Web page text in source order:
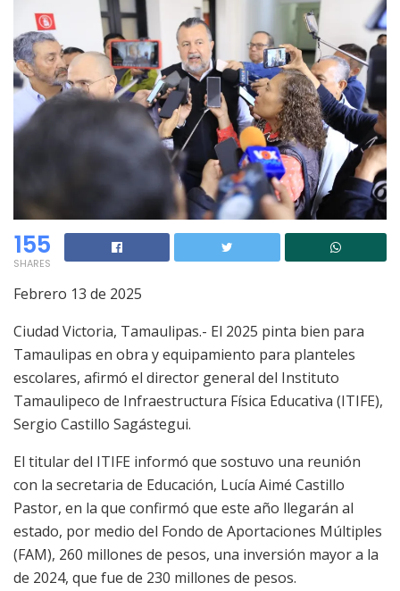
155
SHARES
Febrero 13 de 2025
Ciudad Victoria, Tamaulipas.- El 2025 pinta bien para
Tamaulipas en obra y equipamiento para planteles
escolares, afirmó el director general del Instituto
Tamaulipeco de Infraestructura Física Educativa (ITIFE),
Sergio Castillo Sagástegui.
El titular del ITIFE informó que sostuvo una reunión
con la secretaria de Educación, Lucía Aimé Castillo
Pastor, en la que confirmó que este año llegarán al
estado, por medio del Fondo de Aportaciones Múltiples
(FAM), 260 millones de pesos, una inversión mayor a la
de 2024, que fue de 230 millones de pesos.